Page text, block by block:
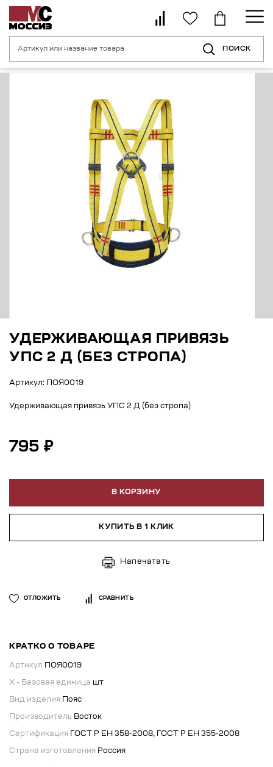
ПОИСК
Главная страница Средства индивидуальной защиты от
УДЕРЖИВАЮЩАЯ ПРИВЯЗЬ
УПС 2 Д (БЕЗ СТРОПА)
Артикул: ПОЯ0019
Удерживающая привязь УПС 2 Д (без стропа)
795 ₽
В КОРЗИНУ
КУПИТЬ В 1 КЛИК
Напечатать
ОТЛОЖИТЬ СРАВНИТЬ
КРАТКО О ТОВАРЕ
Артикул ПОЯ0019
X - Базовая единица шт
Вид изделия Пояс
Производитель Восток
Сертификация ГОСТ Р ЕН 358-2008, ГОСТ Р ЕН 355-2008
Страна изготовления Россия